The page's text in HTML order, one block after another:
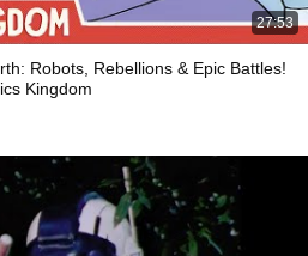
27:53
Robots, Rebellions & Epic Battles!
Kingdom